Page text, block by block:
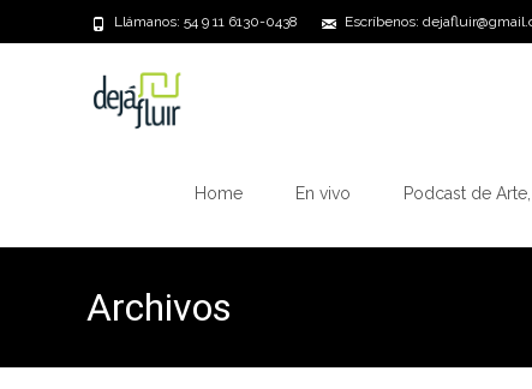
Llámanos: 54 9 11 6130-0438 Escríbenos:
Home En vivo Podcast de
Archivos